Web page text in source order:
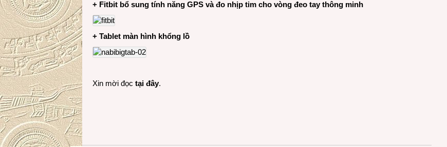
+ Fitbit bổ sung tính năng GPS và đo nhịp tim cho vòng đeo tay thông minh
+ Tablet màn hình khổng lồ
Xin mời đọc tại đây.